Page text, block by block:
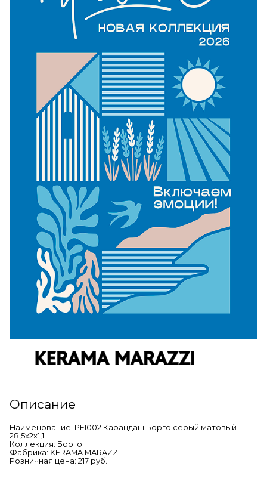
Описание
Наименование: PFI002 Карандаш Борго серый матовый
28,5x2x1,1
Коллекция: Борго
Фабрика: KERAMA MARAZZI
Розничная цена: 217 руб.